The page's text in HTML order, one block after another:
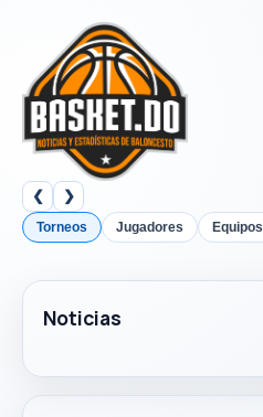
❮ ❯
Torneos Jugadores Equipos
Noticias